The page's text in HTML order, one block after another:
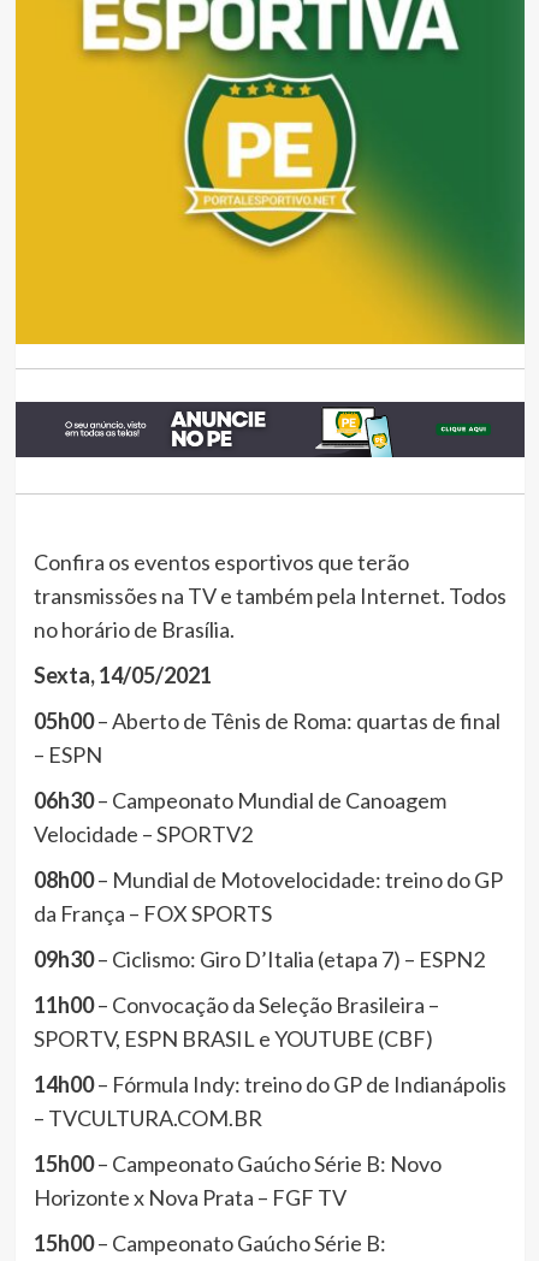
Confira os eventos esportivos que terão
transmissões na TV e também pela Internet. Todos
no horário de Brasília.
Sexta, 14/05/2021
05h00– Aberto de Tênis de Roma: quartas de final
– ESPN
06h30– Campeonato Mundial de Canoagem
Velocidade – SPORTV2
08h00– Mundial de Motovelocidade: treino do GP
da França – FOX SPORTS
09h30– Ciclismo: Giro D’Italia (etapa 7) – ESPN2
11h00– Convocação da Seleção Brasileira –
SPORTV, ESPN BRASIL e YOUTUBE (CBF)
14h00– Fórmula Indy: treino do GP de Indianápolis
– TVCULTURA.COM.BR
15h00– Campeonato Gaúcho Série B: Novo
Horizonte x Nova Prata – FGF TV
15h00– Campeonato Gaúcho Série B: